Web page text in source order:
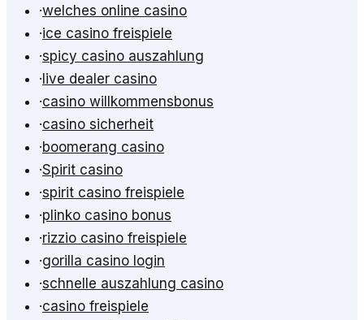
·welches online casino
·ice casino freispiele
·spicy casino auszahlung
· live dealer casino
·casino willkommensbonus
·casino sicherheit
·boomerang casino
·Spirit casino
·spirit casino freispiele
·plinko casino bonus
·rizzio casino freispiele
·gorilla casino login
·schnelle auszahlung casino
·casino freispiele